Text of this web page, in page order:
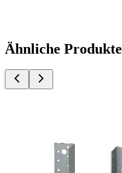
Ähnliche Produkte